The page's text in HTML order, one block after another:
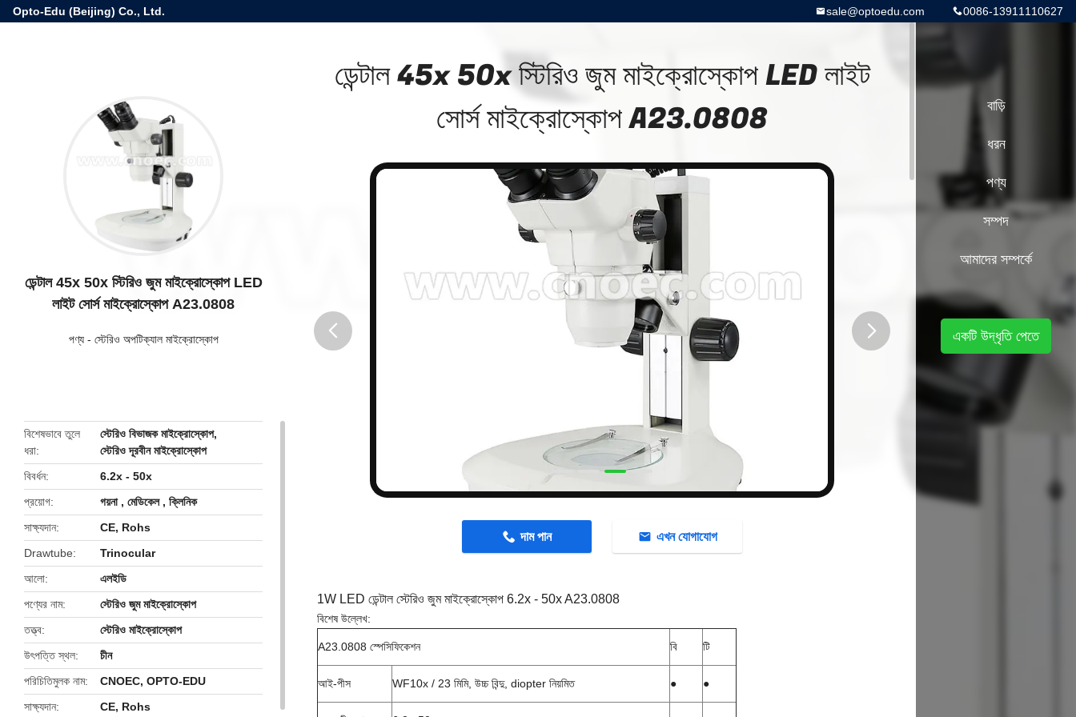
Opto-Edu (Beijing) Co., Ltd. 0086-13911110627
sale@optoedu.com
ডেন্টাল 45x 50x স্টিরিও জুম মাইক্রোস্কোপ LED
লাইট সোর্স মাইক্রোস্কোপ A23.0808
পণ্য- স্টেরিও অপটিক্যাল মাইক্রোস্কোপ
বিশেষভাবে তুলে
ধরা
স্টেরিও বিভাজক মাইক্রোস্কোপ,
স্টেরিও দূরবীন মাইক্রোস্কোপ
বিবর্ধন
6.2x - 50x
প্রয়োগ
গয়না , মেডিকেল , ক্লিনিক
সাক্ষ্যদান
CE, Rohs
Drawtube
Trinocular
আলো
এলইডি
পণ্যের নাম
স্টেরিও জুম মাইক্রোস্কোপ
তত্ত্ব
স্টেরিও মাইক্রোস্কোপ
উৎপত্তি স্থল
চীন
পরিচিতিমুলক নাম
CNOEC, OPTO-EDU
সাক্ষ্যদান
CE, Rohs
ডেন্টাল 45x 50x স্টিরিও জুম মাইক্রোস্কোপ LED লাইট
সোর্স মাইক্রোস্কোপ A23.0808
দাম পান এখন যোগাযোগ
1W LED ডেন্টাল স্টেরিও জুম মাইক্রোস্কোপ 6.2x - 50x A23.0808
বিশেষ উল্লেখ:
A23.0808 স্পেসিফিকেশন বি টি
আই-পীস WF10x / 23 মিমি, উচ্চ বিন্দু, diopter নিয়মিত ● ●
বাড়ি
ধরন
পণ্য
সম্পদ
আমাদের সম্পর্কে
একটি উদ্ধৃতি পেতে